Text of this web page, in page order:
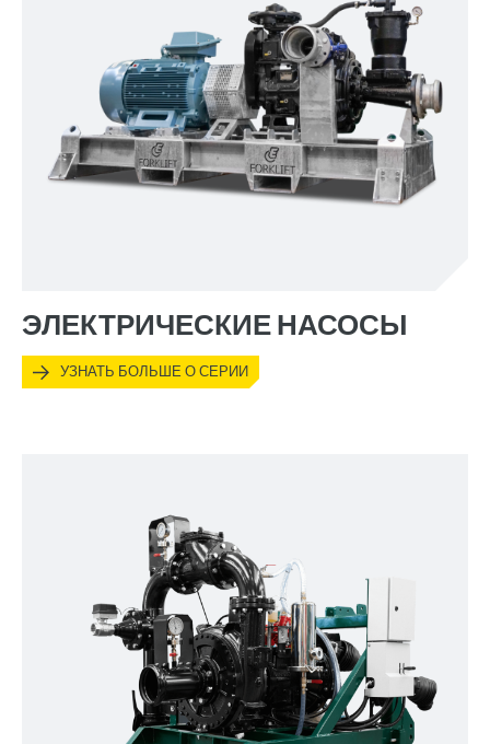
ЭЛЕКТРИЧЕСКИЕ НАСОСЫ
УЗНАТЬ БОЛЬШЕ О СЕРИИ